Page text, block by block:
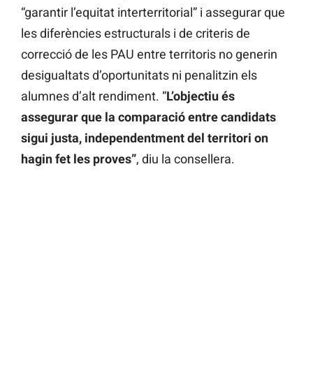
“garantir l’equitat interterritorial” i assegurar que
les diferències estructurals i de criteris de
correcció de les PAU entre territoris no generin
desigualtats d’oportunitats ni penalitzin els
alumnes d’alt rendiment. “L’objectiu és
assegurar que la comparació entre candidats
sigui justa, independentment del territori on
hagin fet les proves”, diu la consellera.